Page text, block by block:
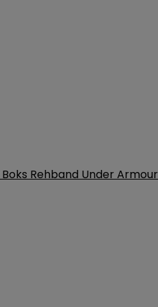
Boks Rehband Under Armour